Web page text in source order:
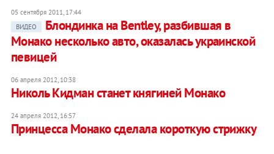
05 сентября 2011, 17:44
ВИДЕО
Блондинка на Bentley, разбившая в
Монако несколько авто, оказалась украинской
певицей
06 апреля 2012, 10:38
Николь Кидман станет княгиней Монако
24 апреля 2012, 16:57
Принцесса Монако cделала короткую стрижку